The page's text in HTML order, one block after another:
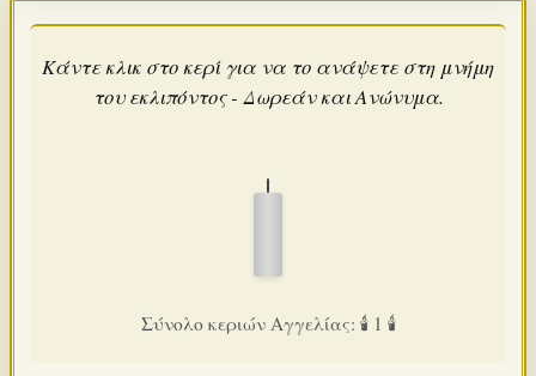
Κάντε κλικ στο κερί για να το ανάψετε στη μνήμη
του εκλιπόντος - Δωρεάν και Ανώνυμα.
Σύνολο κεριών Αγγελίας: 🕯️ 1 🕯️